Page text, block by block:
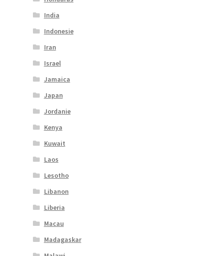
India
Indonesie
Iran
Israel
Jamaica
Japan
Jordanie
Kenya
Kuwait
Laos
Lesotho
Libanon
Liberia
Macau
Madagaskar